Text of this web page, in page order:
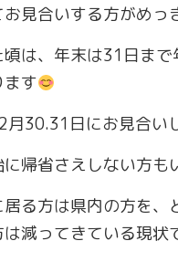
見合いする方がめっ
は、年末は31日ま
す
30.31日にお見合い
帰省さえしない方も
る方は県内の方を
減ってきている現状